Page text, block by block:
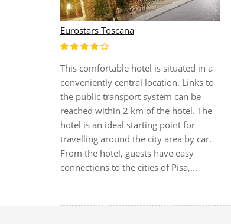
Eurostars Toscana
This comfortable hotel is situated in a
conveniently central location. Links to
the public transport system can be
reached within 2 km of the hotel. The
hotel is an ideal starting point for
travelling around the city area by car.
From the hotel, guests have easy
connections to the cities of Pisa,...